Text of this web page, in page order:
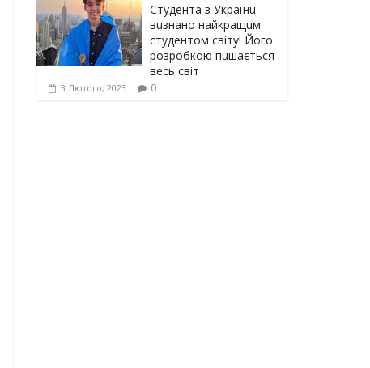
Студента з Українu
вuзнано найкращuм
студентом світу! Його
розробкою пuшається
весь світ
3 Лютого, 2023 0